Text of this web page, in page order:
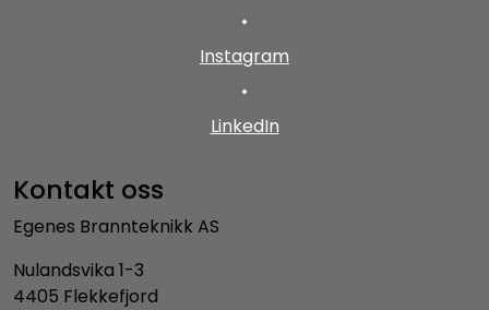
•
Instagram
•
LinkedIn
Kontakt oss
Egenes Brannteknikk AS
Nulandsvika 1-3
4405 Flekkefjord